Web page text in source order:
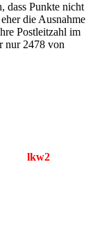
lkw2
dass Punkte nicht
die Ausnahme
Postleitzahl im
nur 2478 von